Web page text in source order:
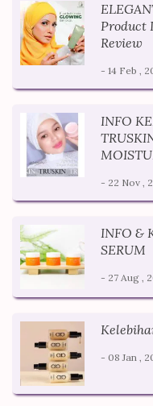
Product
Review
- 14 Feb ,
INFO
- 22 Nov ,
INFO &
SERUM
- 27 Aug ,
- 08 Jan ,